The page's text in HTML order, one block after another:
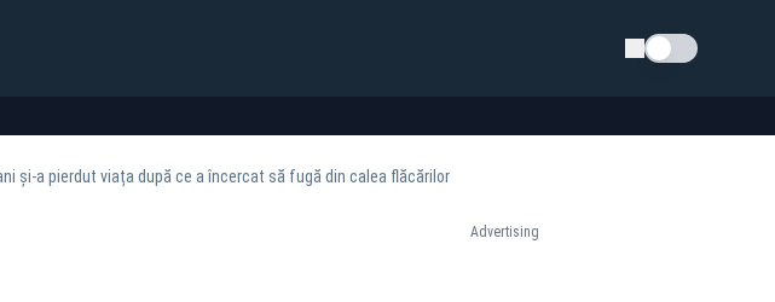
Schimba tema
și-a pierdut viața după ce a încercat să fugă din calea flăcărilor
Advertising